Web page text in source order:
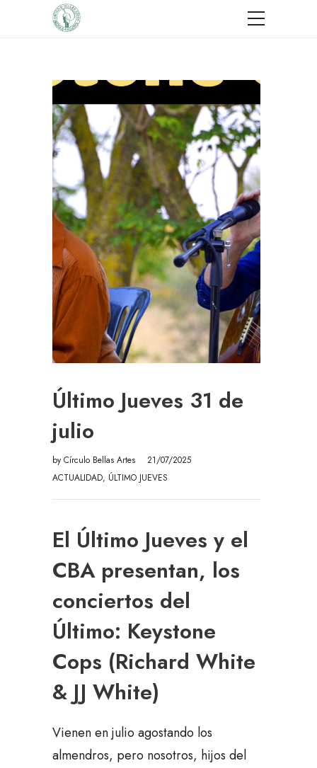
Último Jueves 31 de
julio
by Círculo Bellas Artes
21/07/2025
ACTUALIDAD, ÚLTIMO JUEVES
El Último Jueves y el
CBA presentan, los
conciertos del
Último: Keystone
Cops (Richard White
& JJ White)
Vienen en julio agostando los
almendros, pero nosotros, hijos del